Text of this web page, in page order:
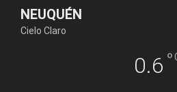
NEUQUÉN
Cielo Claro
0.6 °